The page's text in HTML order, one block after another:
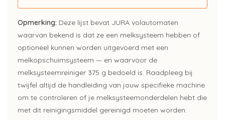
Opmerking: Deze lijst bevat JURA volautomaten
waarvan bekend is dat ze een melksysteem hebben of
optioneel kunnen worden uitgevoerd met een
melkopschuimsysteem — en waarvoor de
melksysteemreiniger 375 g bedoeld is. Raadpleeg bij
twijfel altijd de handleiding van jouw specifieke machine
om te controleren of je melksysteemonderdelen hebt die
met dit reinigingsmiddel gereinigd moeten worden.